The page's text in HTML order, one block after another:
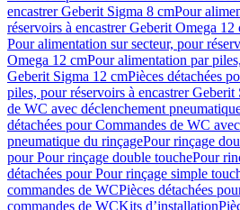
encastrer Geberit Sigma 8 cmPour
réservoirs à encastrer Geberit Omega 12
Pour alimentation sur secteur, pour
Omega 12 cmPour alimentation par
Geberit Sigma 12 cmPièces détachées
piles, pour réservoirs à encastrer Geberit
de WC avec déclenchement
détachées pour Commandes de WC
pneumatique du rinçagePour rinçage
pour Pour rinçage double touchePour
détachées pour Pour rinçage simple
commandes de WCPièces détachées
commandes de WCKits d’installation